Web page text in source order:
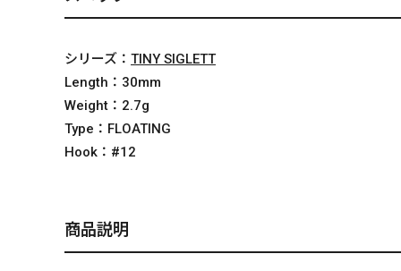
シリーズ： TINY SIGLETT
Length： 30mm
Weight： 2.7g
Type： FLOATING
Hook： #12
商品説明